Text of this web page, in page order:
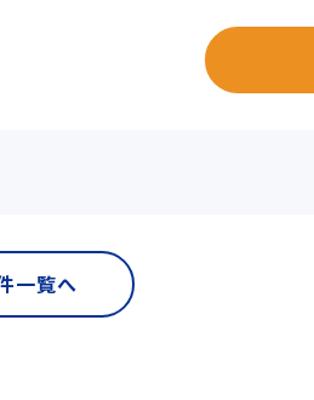
一覧へ